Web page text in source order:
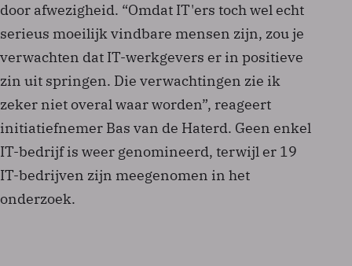
door afwezigheid. “Omdat IT'ers toch wel echt
serieus moeilijk vindbare mensen zijn, zou je
verwachten dat IT-werkgevers er in positieve
zin uit springen. Die verwachtingen zie ik
zeker niet overal waar worden”, reageert
initiatiefnemer Bas van de Haterd. Geen enkel
IT-bedrijf is weer genomineerd, terwijl er 19
IT-bedrijven zijn meegenomen in het
onderzoek.